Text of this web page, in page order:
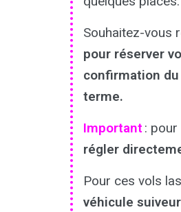
Souhaitez-vous
pour réserver
confirmation
terme.
Important : pour
régler
Pour ces vols
véhicule suiveur